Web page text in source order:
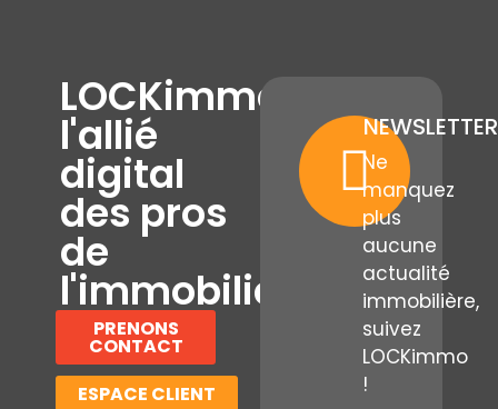
LOCKimmo,
l'allié
digital
des pros
de
l'immobilier
PRENONS
CONTACT
ESPACE CLIENT
NEWSLETTER
Ne
manquez
plus
aucune
actualité
immobilière,
suivez
LOCKimmo
!